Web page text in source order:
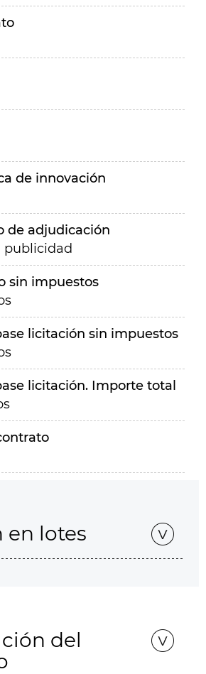
de innovación
de adjudicación
publicidad
sin impuestos
licitación sin impuestos
licitación. Importe total
en lotes
del